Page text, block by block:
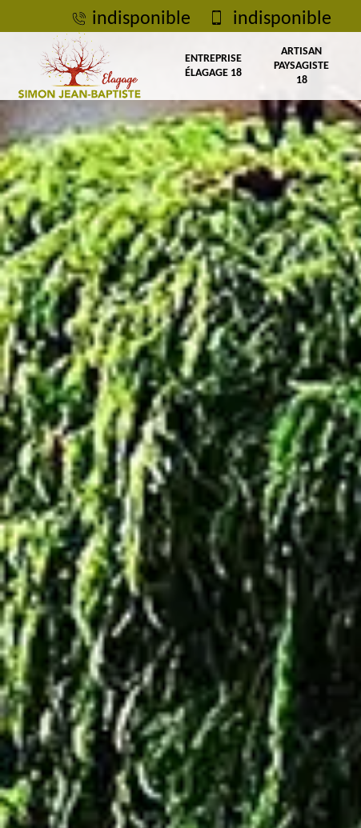
indisponible indisponible
ENTREPRISE
ÉLAGAGE 18
ARTISAN
PAYSAGISTE
18